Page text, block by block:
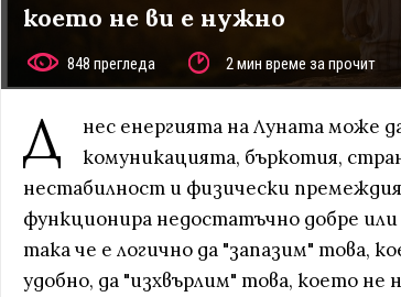
което не ви е нужно
848 прегледа 2 мин време за прочит
Д
нес енергията на Луната може
комуникацията, бъркотия,
нестабилност и физически
функционира недостатъчно добре
така че е логично да "запазим" това,
удобно, да "изхвърлим" това, което не